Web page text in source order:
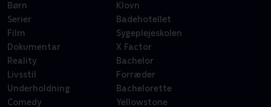
Børn
Serier
Film
Dokumentar
Reality
Livsstil
Underholdning
Comedy
Klovn
Badehotellet
Sygeplejeskolen
X Factor
Bachelor
Forræder
Bachelorette
Yellowstone